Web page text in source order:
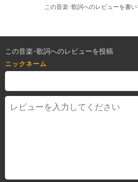
この音楽･歌詞へのレビューを書
この音楽･歌詞へのレビューを投稿
ニックネーム